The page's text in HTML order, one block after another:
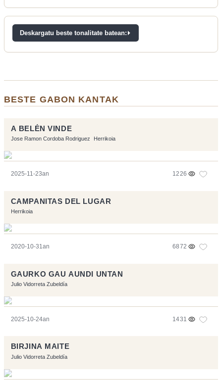
Deskargatu beste tonalitate batean:
BESTE GABON KANTAK
A BELÉN VINDE
Jose Ramon Cordoba Rodriguez Herrikoia
2025-11-23an 1226
CAMPANITAS DEL LUGAR
Herrikoia
2020-10-31an 6872
GAURKO GAU AUNDI UNTAN
Julio Vidorreta Zubeldía
2025-10-24an 1431
BIRJINA MAITE
Julio Vidorreta Zubeldía